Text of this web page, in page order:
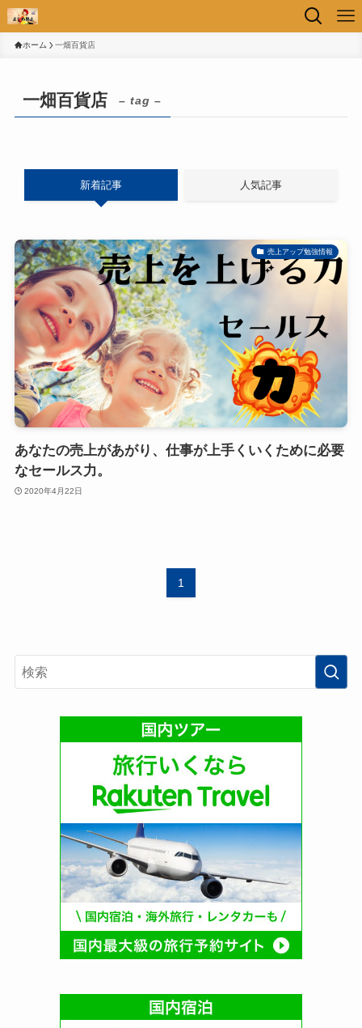
ホーム 一畑百貨店
一畑百貨店 – tag –
新着記事 人気記事
売上アップ勉強情報
あなたの売上があがり、仕事が上手くいくために必要
なセールス力。
2020年4月22日
1